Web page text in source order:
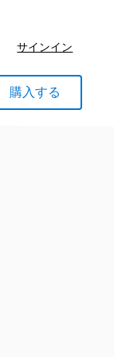
サインイン
購入する